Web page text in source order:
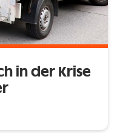
in der Krise